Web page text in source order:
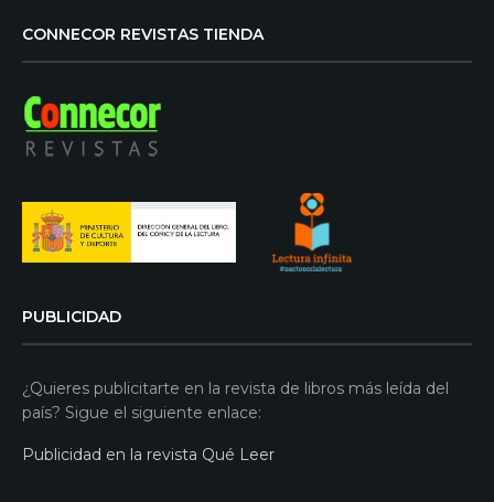
CONNECOR REVISTAS TIENDA
PUBLICIDAD
¿Quieres publicitarte en la revista de libros más leída del
país? Sigue el siguiente enlace:
Publicidad en la revista Qué Leer